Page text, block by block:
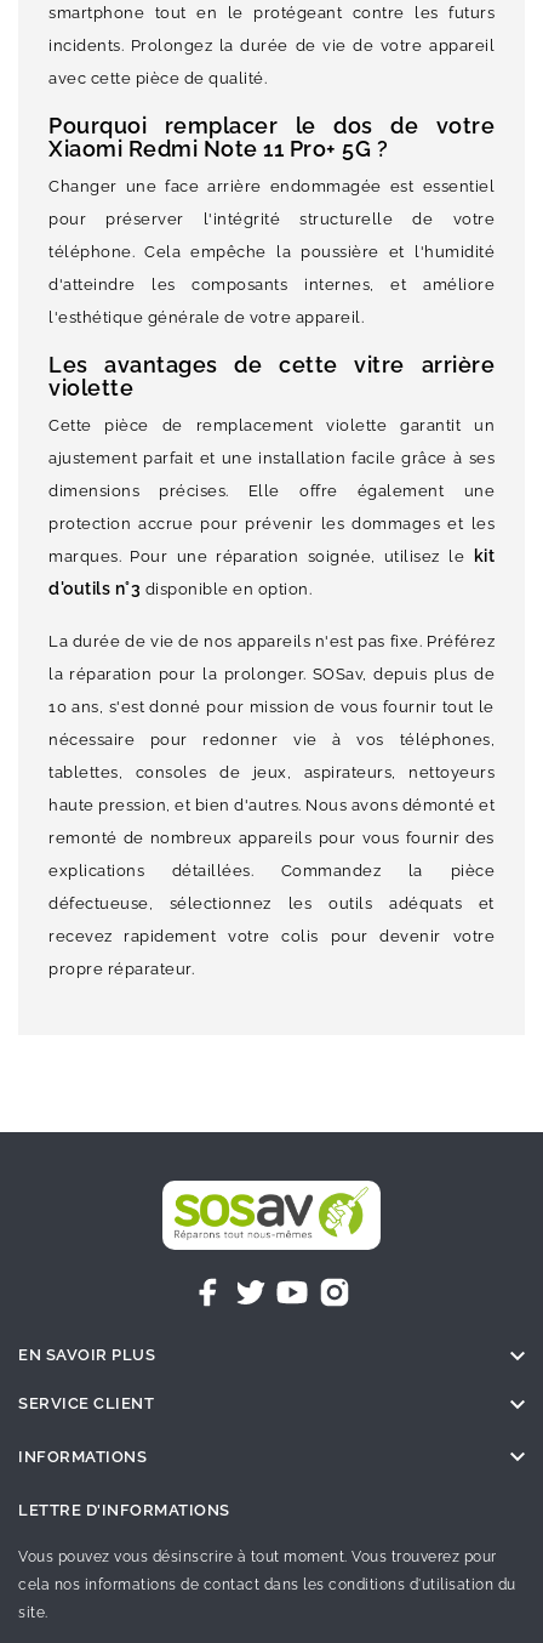
smartphone tout en le protégeant contre les futurs
incidents. Prolongez la durée de vie de votre appareil
avec cette pièce de qualité.
Pourquoi remplacer le dos de votre
Xiaomi Redmi Note 11 Pro+ 5G ?
Changer une face arrière endommagée est essentiel
pour préserver l'intégrité structurelle de votre
téléphone. Cela empêche la poussière et l'humidité
d'atteindre les composants internes, et améliore
l'esthétique générale de votre appareil.
Les avantages de cette vitre arrière
violette
Cette pièce de remplacement violette garantit un
ajustement parfait et une installation facile grâce à ses
dimensions précises. Elle offre également une
protection accrue pour prévenir les dommages et les
marques. Pour une réparation soignée, utilisez le
kit
d'outils n°3 disponible en option.
La durée de vie de nos appareils n'est pas fixe. Préférez
la réparation pour la prolonger. SOSav, depuis plus de
10 ans, s'est donné pour mission de vous fournir tout le
nécessaire pour redonner vie à vos téléphones,
tablettes, consoles de jeux, aspirateurs, nettoyeurs
haute pression, et bien d'autres. Nous avons démonté et
remonté de nombreux appareils pour vous fournir des
explications détaillées. Commandez la pièce
défectueuse, sélectionnez les outils adéquats et
recevez rapidement votre colis pour devenir votre
propre réparateur.
EN SAVOIR PLUS 
SERVICE CLIENT 
INFORMATIONS 
LETTRE D'INFORMATIONS
Vous pouvez vous désinscrire à tout moment. Vous trouverez pour
cela nos informations de contact dans les conditions d'utilisation du
site.